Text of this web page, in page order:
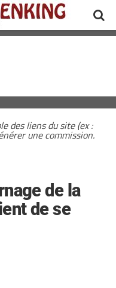
des liens du site (ex :
une commission.
de la
de se